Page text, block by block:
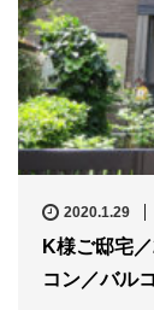
2020.1.29
K様ご邸宅
コン／バル